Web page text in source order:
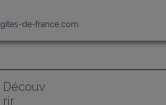
de-france.com
Découv
rir